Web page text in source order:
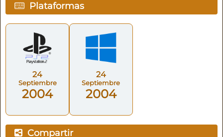
Plataformas
24
Septiembre
2004
24
Septiembre
2004
Compartir